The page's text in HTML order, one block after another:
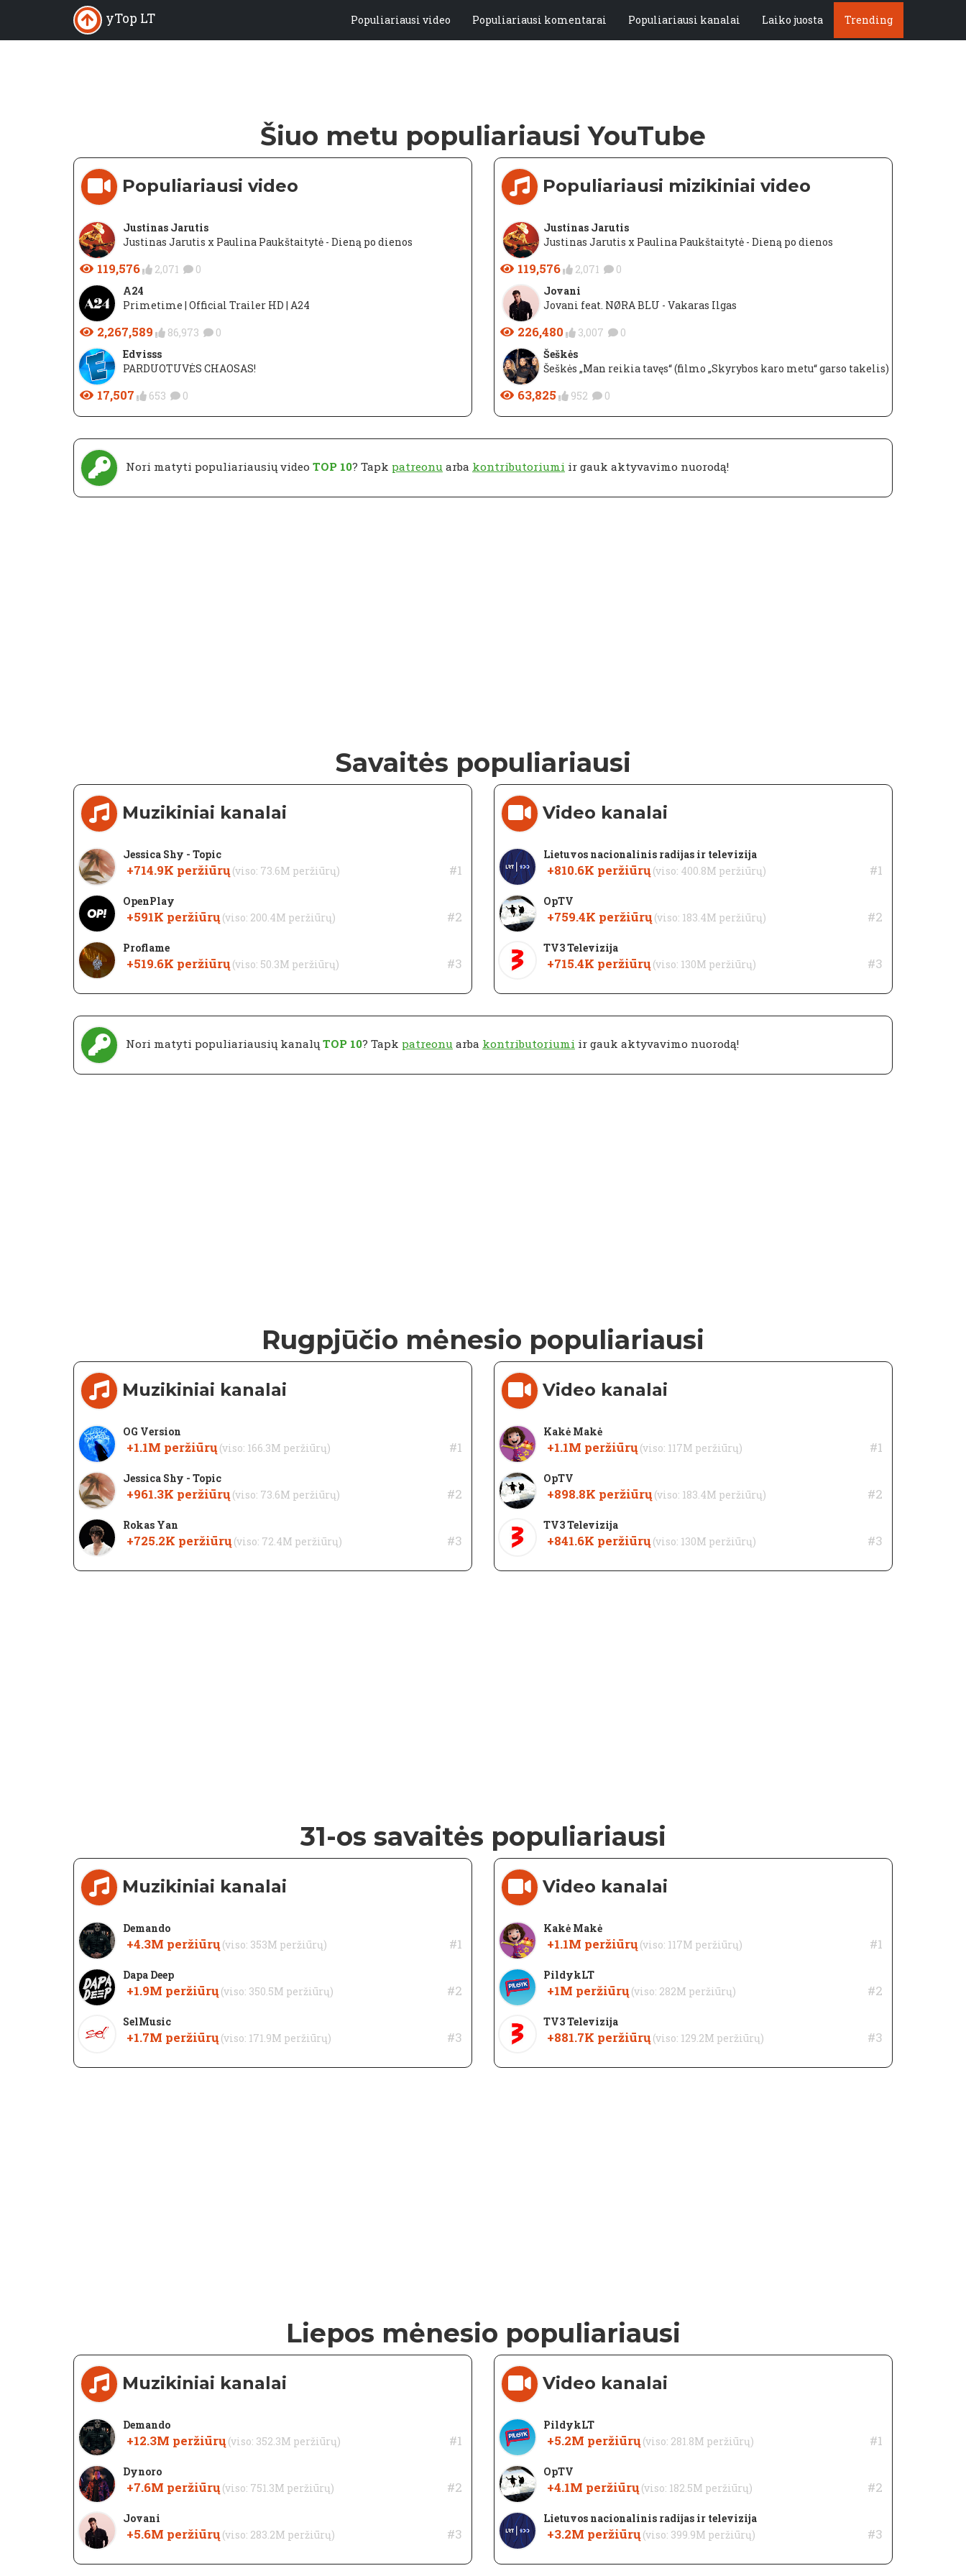
yTop LT Populiariausi video Populiariausi komentarai Populiariausi kanalai Laiko juosta Trending
Šiuo metu populiariausi YouTube
Populiariausi video
Justinas Jarutis
Justinas Jarutis x Paulina Paukštaitytė - Dieną po dienos
119,576 2,071
0
A24
Primetime | Official Trailer HD | A24
2,267,589 86,973
0
Edvisss
PARDUOTUVĖS CHAOSAS!
17,507 653 0
Populiariausi mizikiniai video
Justinas Jarutis
Justinas Jarutis x Paulina Paukštaitytė - Dieną po dienos
119,576 2,071
0
Jovani
Jovani feat. NØRA BLU - Vakaras Ilgas
226,480 3,007
0
Šeškės
Šeškės „Man reikia tavęs“ (filmo „Skyrybos karo metu“ garso takelis)
63,825 952 0
Nori matyti populiariausių video TOP 10? Tapk patreonu arba kontributoriumi ir gauk aktyvavimo nuorodą!
Savaitės populiariausi
Muzikiniai kanalai
Jessica Shy - Topic
+714.9K peržiūrų (viso: 73.6M peržiūrų) #1
OpenPlay
+591K peržiūrų (viso: 200.4M peržiūrų) #2
Proflame
+519.6K peržiūrų (viso: 50.3M peržiūrų) #3
Video kanalai
Lietuvos nacionalinis radijas ir televizija
+810.6K peržiūrų (viso: 400.8M peržiūrų) #1
OpTV
+759.4K peržiūrų (viso: 183.4M peržiūrų) #2
TV3 Televizija
+715.4K peržiūrų (viso: 130M peržiūrų) #3
Nori matyti populiariausių kanalų TOP 10? Tapk patreonu arba kontributoriumi ir gauk aktyvavimo nuorodą!
Rugpjūčio mėnesio populiariausi
Muzikiniai kanalai
OG Version
+1.1M peržiūrų (viso: 166.3M peržiūrų) #1
Jessica Shy - Topic
+961.3K peržiūrų (viso: 73.6M peržiūrų) #2
Rokas Yan
+725.2K peržiūrų (viso: 72.4M peržiūrų) #3
Video kanalai
Kakė Makė
+1.1M peržiūrų (viso: 117M peržiūrų) #1
OpTV
+898.8K peržiūrų (viso: 183.4M peržiūrų) #2
TV3 Televizija
+841.6K peržiūrų (viso: 130M peržiūrų) #3
31-os savaitės populiariausi
Muzikiniai kanalai
Demando
+4.3M peržiūrų (viso: 353M peržiūrų) #1
Dapa Deep
+1.9M peržiūrų (viso: 350.5M peržiūrų) #2
SelMusic
+1.7M peržiūrų (viso: 171.9M peržiūrų) #3
Video kanalai
Kakė Makė
+1.1M peržiūrų (viso: 117M peržiūrų) #1
PildykLT
+1M peržiūrų (viso: 282M peržiūrų) #2
TV3 Televizija
+881.7K peržiūrų (viso: 129.2M peržiūrų) #3
Liepos mėnesio populiariausi
Muzikiniai kanalai
Demando
+12.3M peržiūrų (viso: 352.3M peržiūrų) #1
Dynoro
+7.6M peržiūrų (viso: 751.3M peržiūrų) #2
Jovani
+5.6M peržiūrų (viso: 283.2M peržiūrų) #3
Video kanalai
PildykLT
+5.2M peržiūrų (viso: 281.8M peržiūrų) #1
OpTV
+4.1M peržiūrų (viso: 182.5M peržiūrų) #2
Lietuvos nacionalinis radijas ir televizija
+3.2M peržiūrų (viso: 399.9M peržiūrų) #3